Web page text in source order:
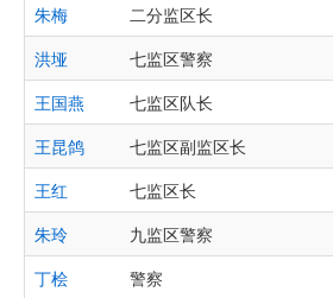
朱梅
二分监区长
洪垭
七监区警察
王国燕
七监区队长
王昆鸽
七监区副监区长
王红
七监区长
朱玲
九监区警察
丁桧
警察